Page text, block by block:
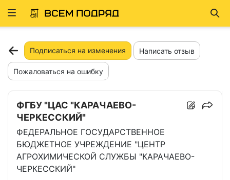
Развернуть
Подписаться на изменения Написать отзыв
Пожаловаться на ошибку
ФГБУ "ЦАС "КАРАЧАЕВО-
ЧЕРКЕССКИЙ"
ФЕДЕРАЛЬНОЕ ГОСУДАРСТВЕННОЕ
БЮДЖЕТНОЕ УЧРЕЖДЕНИЕ "ЦЕНТР
АГРОХИМИЧЕСКОЙ СЛУЖБЫ "КАРАЧАЕВО-
ЧЕРКЕССКИЙ"